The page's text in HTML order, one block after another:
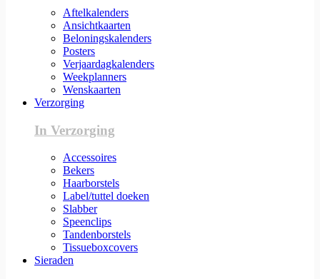
Aftelkalenders
Ansichtkaarten
Beloningskalenders
Posters
Verjaardagkalenders
Weekplanners
Wenskaarten
Verzorging
In Verzorging
Accessoires
Bekers
Haarborstels
Label/tuttel doeken
Slabber
Speenclips
Tandenborstels
Tissueboxcovers
Sieraden